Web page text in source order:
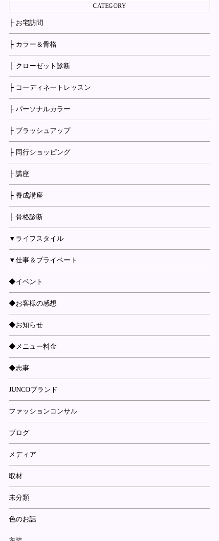
CATEGORY
├ お宅訪問
├ カラー＆骨格
├ クローゼット診断
├ コーディネートレッスン
├ パーソナルカラー
├ ブラッシュアップ
├ 同行ショッピング
├ 講座
├ 養成講座
├ 骨格診断
▼ライフスタイル
▼仕事＆プライベート
◆イベント
◆お客様の感想
◆お知らせ
◆メニュー料金
◆志事
JUNCOブランド
ファッションコンサル
ブログ
メディア
取材
未分類
色のお話